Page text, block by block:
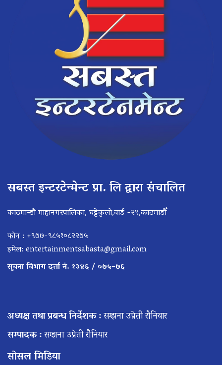
सबस्त इन्टरटेन्मेन्ट प्रा. लि द्वारा संचालित
काठमान्डौ माहानगरपालिका, घट्टेकुलो,वार्ड -२९,काठमाडौँ
फोन : +९७७-९८५१०८२२७५
इमेल: entertainmentsabasta@gmail.com
सूचना विभाग दर्ता नं. १३४६ / ०७५–७६
अध्यक्ष तथा प्रबन्ध निर्देशक :सम्झना उप्रेती रौनियार
सम्पादक :सम्झना उप्रेती रौनियार
सोसल मिडिया